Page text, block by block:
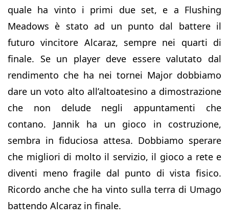
quale ha vinto i primi due set, e a Flushing
Meadows è stato ad un punto dal battere il
futuro vincitore Alcaraz, sempre nei quarti di
finale. Se un player deve essere valutato dal
rendimento che ha nei tornei Major dobbiamo
dare un voto alto all’altoatesino a dimostrazione
che non delude negli appuntamenti che
contano. Jannik ha un gioco in costruzione,
sembra in fiduciosa attesa. Dobbiamo sperare
che migliori di molto il servizio, il gioco a rete e
diventi meno fragile dal punto di vista fisico.
Ricordo anche che ha vinto sulla terra di Umago
battendo Alcaraz in finale.